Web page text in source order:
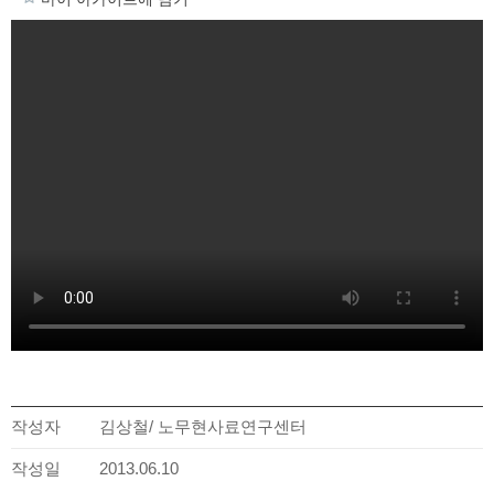
작성자 김상철/ 노무현사료연구센터
작성일 2013.06.10